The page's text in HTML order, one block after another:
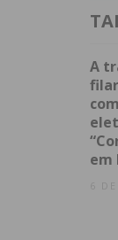
A
em
6